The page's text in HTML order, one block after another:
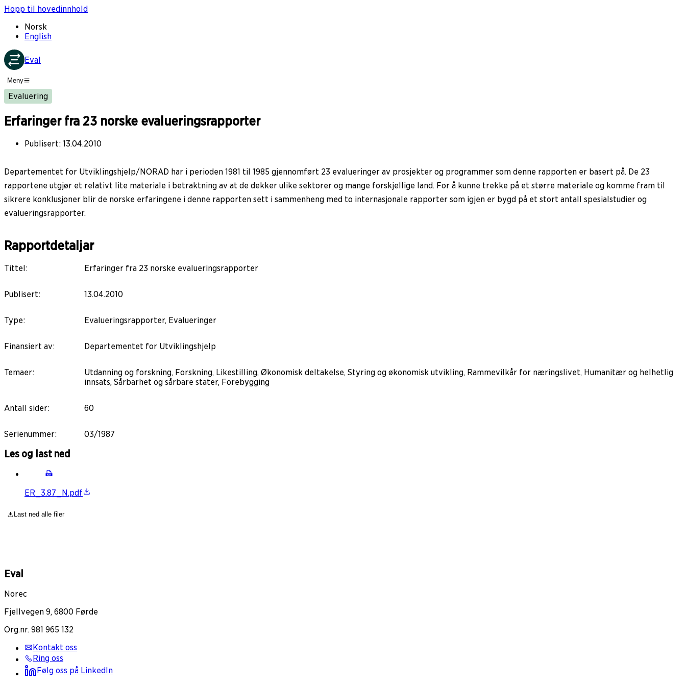
Hopp til hovedinnhold
Norsk
English
Eval
Meny
Evaluering
Erfaringer fra 23 norske evalueringsrapporter
Publisert: 13.04.2010
Departementet for Utviklingshjelp/NORAD har i perioden 1981 til 1985 gjennomført 23 evalueringer av prosjekter og programmer som denne rapporten er basert på. De 23
rapportene utgjør et relativt lite materiale i betraktning av at de dekker ulike sektorer og mange forskjellige land. For å kunne trekke på et større materiale og komme fram til
sikrere konklusjoner blir de norske erfaringene i denne rapporten sett i sammenheng med to internasjonale rapporter som igjen er bygd på et stort antall spesialstudier og
evalueringsrapporter.
Rapportdetaljar
Tittel: Erfaringer fra 23 norske evalueringsrapporter
Publisert: 13.04.2010
Type: Evalueringsrapporter, Evalueringer
Finansiert av: Departementet for Utviklingshjelp
Temaer:
Utdanning og forskning, Forskning, Likestilling, Økonomisk deltakelse, Styring og økonomisk utvikling, Rammevilkår for næringslivet, Humanitær og helhetlig
innsats, Sårbarhet og sårbare stater, Forebygging
Antall sider: 60
Serienummer: 03/1987
Les og last ned
ER_3.87_N.pdf
Last ned alle filer
Eval
Norec
Fjellvegen 9, 6800 Førde
Org.nr. 981 965 132
Kontakt oss
Ring oss
Følg oss på LinkedIn